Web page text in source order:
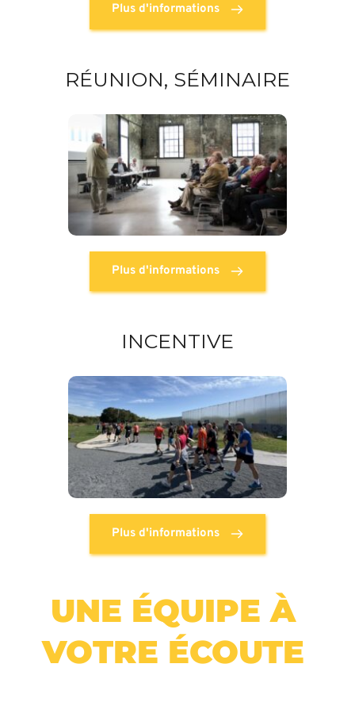
Plus d'informations
RÉUNION, SÉMINAIRE
Plus d'informations
INCENTIVE
Plus d'informations
UNE ÉQUIPE À
VOTRE ÉCOUTE